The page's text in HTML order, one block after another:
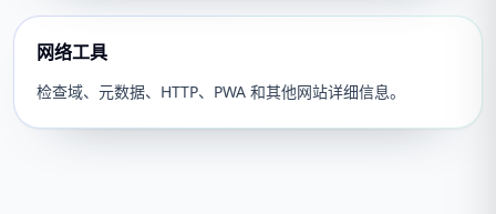
网络工具
检查域、元数据、HTTP、PWA 和其他网站详细信息。